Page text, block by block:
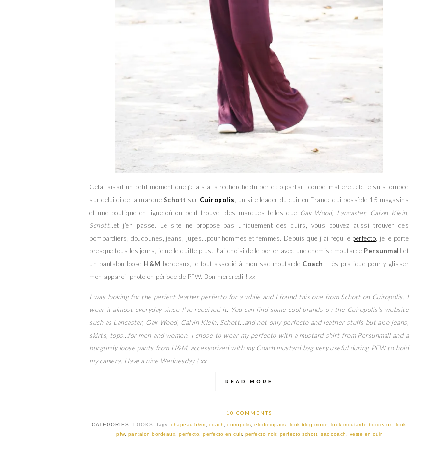
Cela faisait un petit moment que j’etais à la recherche du perfecto parfait, coupe, matière…etc je suis tombée
sur celui ci de la marque Schott sur Cuiropolis , un site leader du cuir en France qui possède 15 magasins
et une boutique en ligne où on peut trouver des marques telles que Oak Wood, Lancaster, Calvin Klein,
Schott…et j’en passe. Le site ne propose pas uniquement des cuirs, vous pouvez aussi trouver des
bombardiers, doudounes, jeans, jupes…pour hommes et femmes. Depuis que j’ai reçu le perfecto , je le porte
presque tous les jours, je ne le quitte plus. J’ai choisi de le porter avec une chemise moutarde Persunmall et
un pantalon loose H&M bordeaux, le tout associé à mon sac moutarde Coach
, très pratique pour y glisser
mon appareil photo en période de PFW. Bon mercredi ! xx
I was looking for the perfect leather perfecto for a while and I found this one from Schott on Cuiropolis. I
wear it almost everyday since I’ve received it. You can find some cool brands on the Cuiropolis’s website
such as Lancaster, Oak Wood, Calvin Klein, Schott…and not only perfecto and leather stuffs but also jeans,
skirts, tops…for men and women. I chose to wear my perfecto with a mustard shirt from Persunmall and a
burgundy loose pants from H&M, accessorized with my Coach mustard bag very useful during PFW to hold
my camera. Have a nice Wednesday ! xx
READ MORE
10 COMMENTS
CATEGORIES: LOOKS Tags:chapeau h&m coach ,cuiropolis ,elodieinparis look blog mode look moutarde bordeaux
look
pfw, pantalon bordeaux perfecto perfecto en cuir, perfecto noir, perfecto schott sac coach veste en cuir